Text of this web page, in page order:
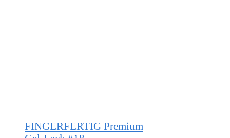
FINGERFERTIG Premium